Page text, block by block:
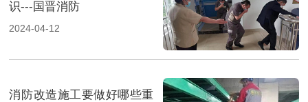
识---国晋消防
2024-04-12
消防改造施工要做好哪些重